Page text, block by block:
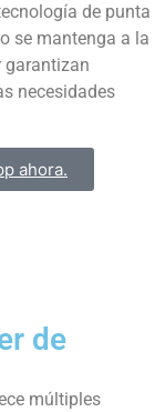
de punta
se mantenga a la
garantizan
necesidades
ahora.
de
múltiples